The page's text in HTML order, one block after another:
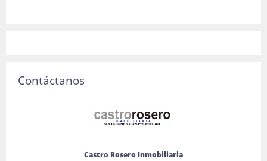
Contáctanos
Castro Rosero Inmobiliaria